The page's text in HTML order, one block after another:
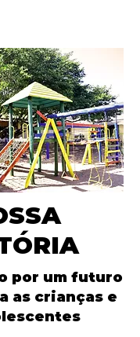
por um futuro
as crianças e